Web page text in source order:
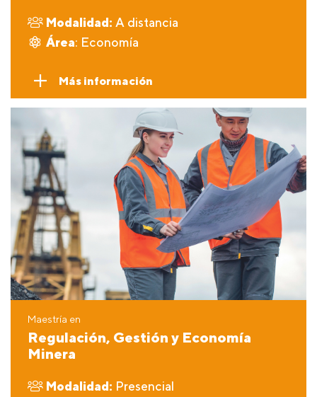
Modalidad: A distancia
Área: Economía
Más información
Maestría en
Regulación, Gestión y Economía
Minera
Modalidad: Presencial